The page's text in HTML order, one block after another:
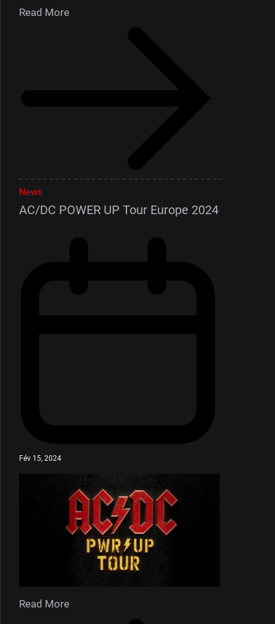
Read More
News
AC/DC POWER UP Tour Europe 2024
Fév 15, 2024
Read More